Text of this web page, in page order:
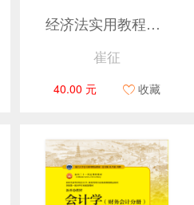
经济法实用教程（第二版）
崔征
40.00 元 收藏